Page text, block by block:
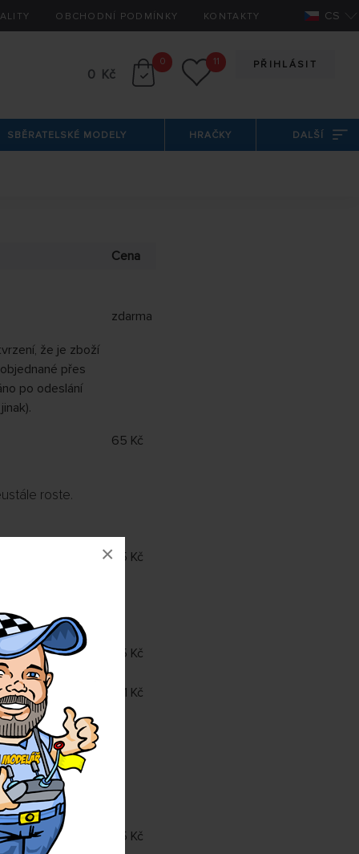
×
OBCHODNÍ PODMÍNKY KONTAKTY CS
PŘIHLÁSIT
0 Kč
0 11
SBĚRATELSKÉ MODELY HRAČKY DALŠÍ
Cena
zdarma
že je zboží
přes
po odeslání
65 Kč
roste.
65 Kč
95 Kč
101 Kč
Geis Parcel CZ
případě
U
(platí
95 Kč